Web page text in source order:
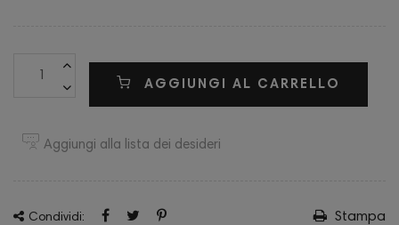
AGGIUNGI AL CARRELLO
Aggiungi alla lista dei desideri
Condividi: Stampa